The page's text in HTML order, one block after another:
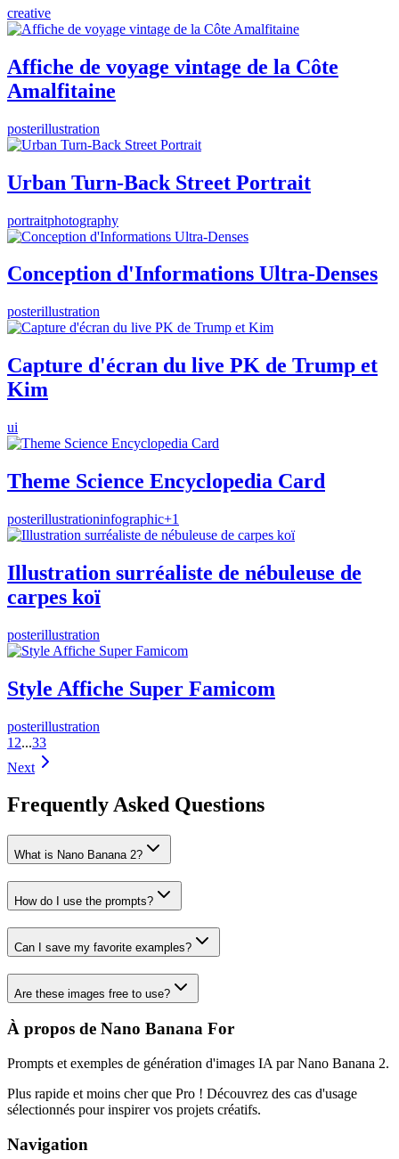
creative
Affiche de voyage vintage de la Côte
Amalfitaine
posterillustration
Urban Turn-Back Street Portrait
portraitphotography
Conception d'Informations Ultra-Denses
posterillustration
Capture d'écran du live PK de Trump et
Kim
ui
Theme Science Encyclopedia Card
posterillustrationinfographic+1
Illustration surréaliste de nébuleuse de
carpes koï
posterillustration
Style Affiche Super Famicom
posterillustration
1 2...33
Next
Frequently Asked Questions
What is Nano Banana 2?
How do I use the prompts?
Can I save my favorite examples?
Are these images free to use?
À propos de Nano Banana For
Prompts et exemples de génération d'images IA par Nano Banana 2.
Plus rapide et moins cher que Pro ! Découvrez des cas d'usage
sélectionnés pour inspirer vos projets créatifs.
Navigation